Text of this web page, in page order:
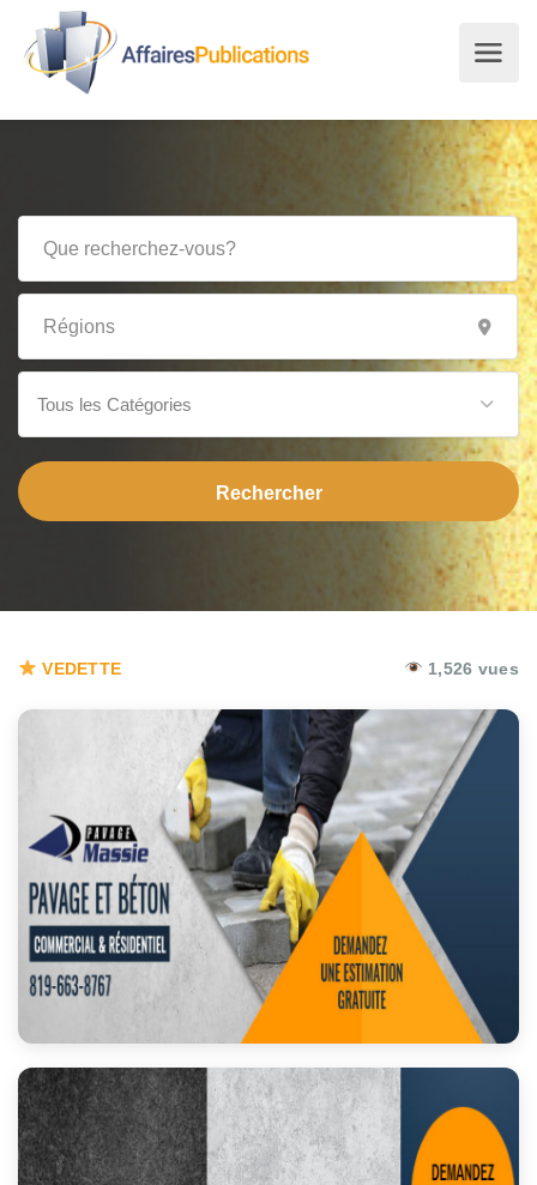
Tous les Catégories
VEDETTE 1,526 vues